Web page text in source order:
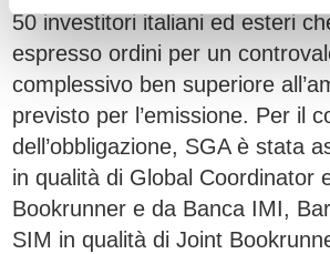
50 investitori italiani ed esteri
espresso ordini per un
complessivo ben superiore
previsto per l’emissione. Per il
dell’obbligazione, SGA è stata
in qualità di Global Coordinator
Bookrunner e da Banca IMI,
SIM in qualità di Joint